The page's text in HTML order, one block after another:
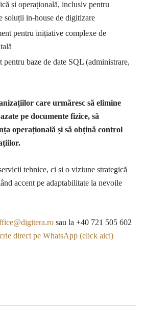
și operațională, inclusiv pentru
soluții in-house de digitizare
pentru inițiative complexe de
pentru baze de date SQL (administrare,
care urmăresc să elimine
pe documente fizice, să
operațională și să obțină control
tehnice, ci și o viziune strategică
accent pe adaptabilitate la nevoile
sau la +40 721 505 602
direct pe WhatsApp (click aici)